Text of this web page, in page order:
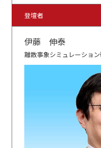
登壇者
伊藤 伸泰
離散事象シミュレーショ